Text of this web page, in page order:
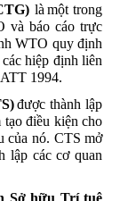
là một trong
và báo cáo trực
WTO quy định
các hiệp định liên
1994.
được thành lập
tạo điều kiện cho
của nó. CTSmở
lập các cơ quan